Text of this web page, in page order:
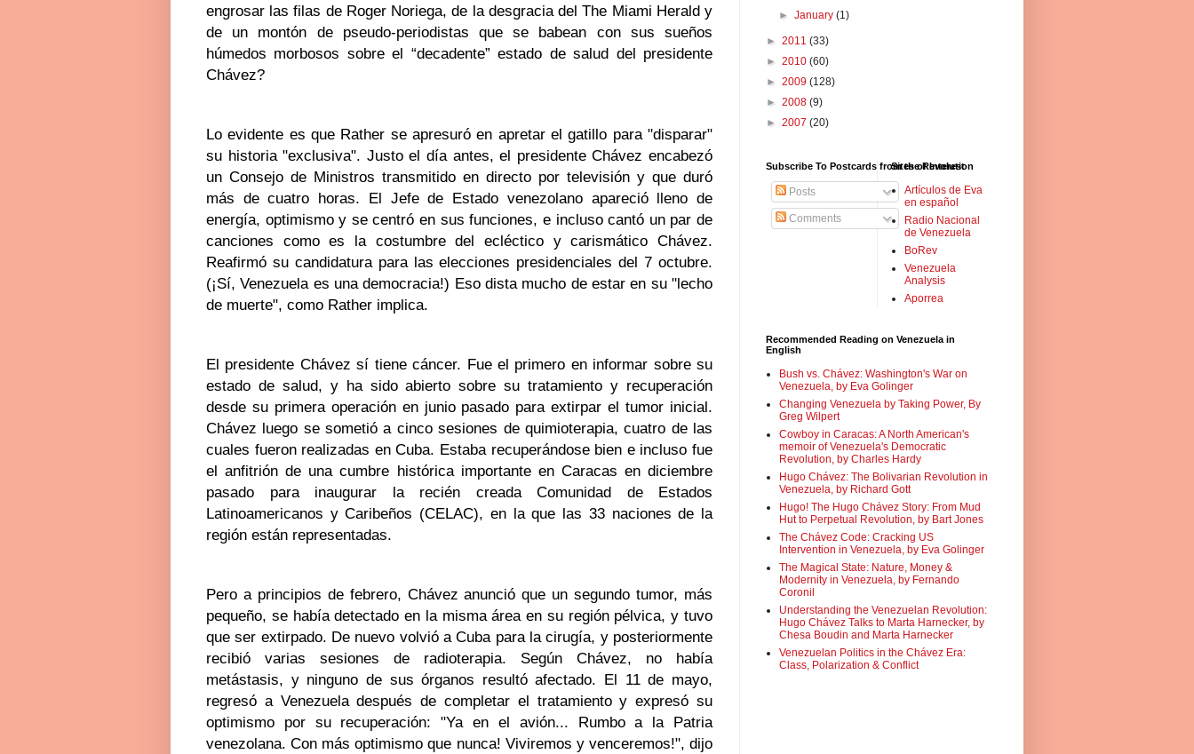
engrosar las filas de Roger Noriega, de la desgracia del The Miami Herald y
de un montón de pseudo-periodistas que se babean con sus sueños
húmedos morbosos sobre el “decadente” estado de salud del presidente
Chávez?
Lo evidente es que Rather se apresuró en apretar el gatillo para "disparar"
su historia "exclusiva". Justo el día antes, el presidente Chávez encabezó
un Consejo de Ministros transmitido en directo por televisión y que duró
más de cuatro horas. El Jefe de Estado venezolano apareció lleno de
energía, optimismo y se centró en sus funciones, e incluso cantó un par de
canciones como es la costumbre del ecléctico y carismático Chávez.
Reafirmó su candidatura para las elecciones presidenciales del 7 octubre.
(¡Sí, Venezuela es una democracia!) Eso dista mucho de estar en su "lecho
de muerte", como Rather implica.
El presidente Chávez sí tiene cáncer. Fue el primero en informar sobre su
estado de salud, y ha sido abierto sobre su tratamiento y recuperación
desde su primera operación en junio pasado para extirpar el tumor inicial.
Chávez luego se sometió a cinco sesiones de quimioterapia, cuatro de las
cuales fueron realizadas en Cuba. Estaba recuperándose bien e incluso fue
el anfitrión de una cumbre histórica importante en Caracas en diciembre
pasado para inaugurar la recién creada Comunidad de Estados
Latinoamericanos y Caribeños (CELAC), en la que las 33 naciones de la
región están representadas.
Pero a principios de febrero, Chávez anunció que un segundo tumor, más
pequeño, se había detectado en la misma área en su región pélvica, y tuvo
que ser extirpado. De nuevo volvió a Cuba para la cirugía, y posteriormente
recibió varias sesiones de radioterapia. Según Chávez, no había
metástasis, y ninguno de sus órganos resultó afectado. El 11 de mayo,
regresó a Venezuela después de completar el tratamiento y expresó su
optimismo por su recuperación: "Ya en el avión... Rumbo a la Patria
venezolana. Con más optimismo que nunca! Viviremos y venceremos!", dijo
►January(1)
► 2011 (33)
► 2010 (60)
► 2009 (128)
► 2008 (9)
► 2007 (20)
Subscribe To Postcards from the Revolution
Posts
Comments
Sites of Interest
Artículos de Eva
en español
Radio Nacional
de Venezuela
BoRev
Venezuela
Analysis
Aporrea
Recommended Reading on Venezuela in
English
Bush vs. Chávez: Washington's War on
Venezuela, by Eva Golinger
Changing Venezuela by Taking Power, By
Greg Wilpert
Cowboy in Caracas: A North American's
memoir of Venezuela's Democratic
Revolution, by Charles Hardy
Hugo Chávez: The Bolivarian Revolution in
Venezuela, by Richard Gott
Hugo! The Hugo Chávez Story: From Mud
Hut to Perpetual Revolution, by Bart Jones
The Chávez Code: Cracking US
Intervention in Venezuela, by Eva Golinger
The Magical State: Nature, Money &
Modernity in Venezuela, by Fernando
Coronil
Understanding the Venezuelan Revolution:
Hugo Chávez Talks to Marta Harnecker, by
Chesa Boudin and Marta Harnecker
Venezuelan Politics in the Chávez Era:
Class, Polarization & Conflict